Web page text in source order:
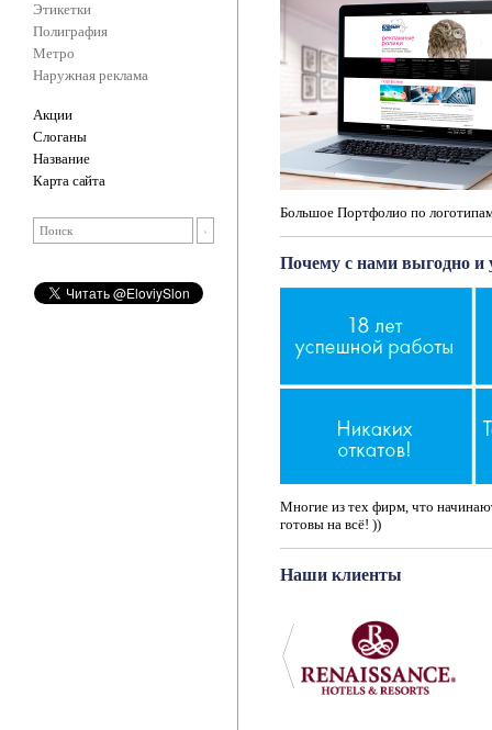
Этикетки
Полиграфия
Метро
Наружная реклама
Акции
Слоганы
Название
Карта сайта
Большое Портфолио по
Почему с нами выгодно и
Многие из тех фирм, что
готовы на всё! ))
Наши клиенты